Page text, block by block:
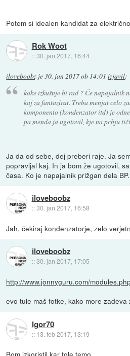
Potem si idealen kandidat za
Rok Woot
::30. jan 2017, 16:44
iloveboobz je30. jan 2017 ob 14:01 izjavil:
kake izkušnje bi rad ? Če napajalnik
kaj za fantazirat. Treba menjat celo
komponento (kondenzator itd) je
pa menda ja ugotovil, kje na pcbju
Ja da od sebe, dej preberi raje. Ja
popravljal kaj. In ja bom že ugotovil,
časa. Ko je napajalnik prižgan dela BP.
iloveboobz
::30. jan 2017, 16:58
Jah, čekiraj kondenzatorje, zelo
iloveboobz
::30. jan 2017, 17:05
http://www.jonnyguru.com/
evo tule maš fotke, kako more zadeva
Igor70
:: 13. feb 2017, 13:19